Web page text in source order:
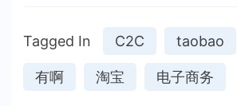
Tagged In C2C taobao
有啊 淘宝 电子商务